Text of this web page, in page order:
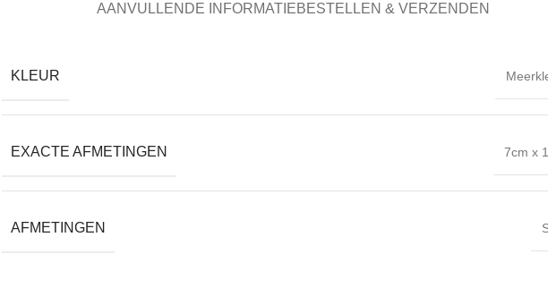
AANVULLENDE INFORMATIEBESTELLEN & VERZENDEN
KLEUR
EXACTE AFMETINGEN 7cm x
AFMETINGEN